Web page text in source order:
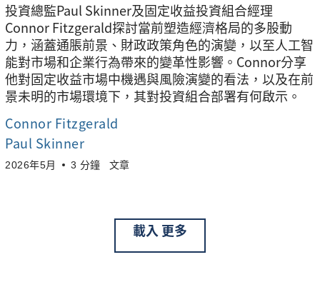
投資總監Paul Skinner及固定收益投資組合經理
Connor Fitzgerald探討當前塑造經濟格局的多股動
力，涵蓋通脹前景、財政政策角色的演變，以至人工智
能對市場和企業行為帶來的變革性影響。Connor分享
他對固定收益市場中機遇與風險演變的看法，以及在前
景未明的市場環境下，其對投資組合部署有何啟示。
Connor Fitzgerald
Paul Skinner
2026年5月 3 分鐘 文章
載入 更多